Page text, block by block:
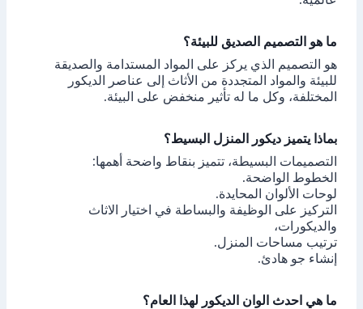
ما هو التصميم الصديق للبيئة؟
هو التصميم الذي يركز على المواد المستدامة والصديقة
للبيئة والمواد المتجددة من الأثاث إلى عناصر الديكور
المختلفة، وكل ما له تأثير منخفض على البيئة.
بماذا يتميز ديكور المنزل البسيط؟
التصميمات البسيطة، تتميز بنقاط واضحة أهمها:
الخطوط الواضحة.
لوحات الألوان المحايدة.
التركيز على الوظيفة والبساطة في اختيار الاثاث
والديكورات،
ترتيب مساحات المنزل.
إنشاء جو هادئ.
ما هي احدث الوان الديكور لهذا العام؟